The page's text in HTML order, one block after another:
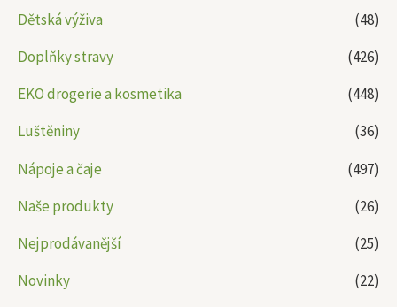
Dětská výživa
(48)
Doplňky stravy
(426)
EKO drogerie a kosmetika
(448)
Luštěniny
(36)
Nápoje a čaje
(497)
Naše produkty
(26)
Nejprodávanější
(25)
Novinky
(22)